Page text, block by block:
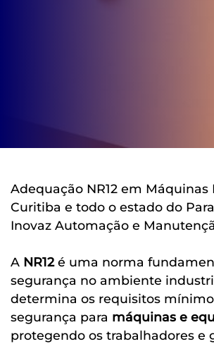
Adequação NR12 em
Curitiba e todo o estado do
Inovaz Automação e
A NR12é uma norma
segurança no ambiente
determina os requisitos
segurança para máquinas e
protegendo os trabalhadores e